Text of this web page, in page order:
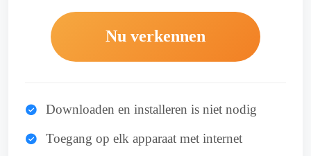
Nu verkennen
Downloaden en installeren is niet nodig
Toegang op elk apparaat met internet